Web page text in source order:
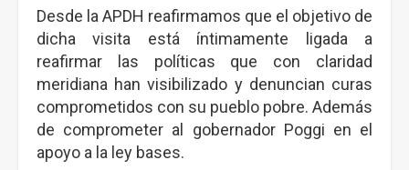
Desde la APDH reafirmamos que el objetivo de
dicha visita está íntimamente ligada a
reafirmar las políticas que con claridad
meridiana han visibilizado y denuncian curas
comprometidos con su pueblo pobre. Además
de comprometer al gobernador Poggi en el
apoyo a la ley bases.